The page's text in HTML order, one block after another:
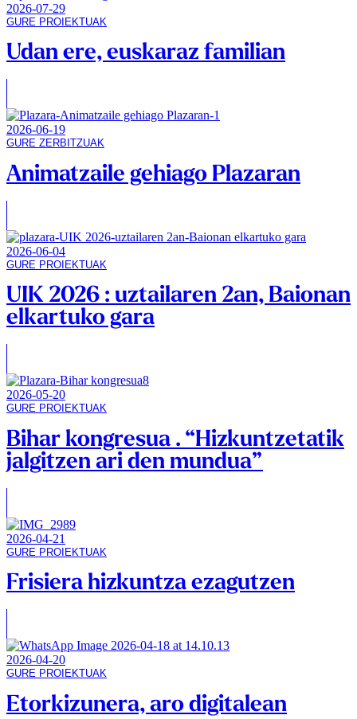
2026-07-29
GURE PROIEKTUAK
Udan ere, euskaraz familian
2026-06-19
GURE ZERBITZUAK
Animatzaile gehiago Plazaran
2026-06-04
GURE PROIEKTUAK
UIK 2026 : uztailaren 2an, Baionan
elkartuko gara
2026-05-20
GURE PROIEKTUAK
Bihar kongresua . “Hizkuntzetatik
jalgitzen ari den mundua”
2026-04-21
GURE PROIEKTUAK
Frisiera hizkuntza ezagutzen
2026-04-20
GURE PROIEKTUAK
Etorkizunera, aro digitalean